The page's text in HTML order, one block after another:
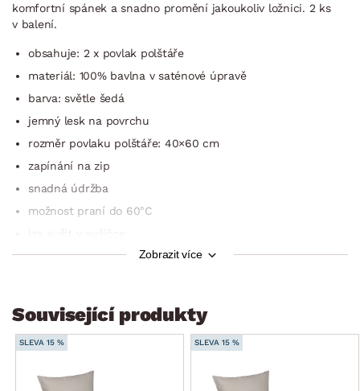
komfortní spánek a snadno promění jakoukoliv ložnici. 2 ks
v balení.
obsahuje: 2 x povlak polštáře
materiál: 100% bavlna v saténové úpravě
barva: světle šedá
jemný lesk na povrchu
rozměr povlaku polštáře: 40×60 cm
zapínání na zip
snadná údržba
možnost praní do 60°C
Oeko-Tex Standard 100 (výrobek prošel laboratorními testy,
Zobrazit více
Související produkty
SLEVA 15 % SLEVA 15 %